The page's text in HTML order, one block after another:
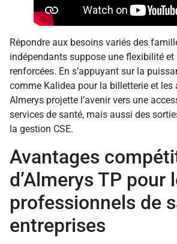
Répondre aux besoins variés des
indépendants suppose une flexibilité et
renforcées. En s’appuyant sur la
comme Kalidea pour la billetterie et les
Almerys projette l’avenir vers une
services de santé, mais aussi des
la gestion CSE.
Avantages
d’Almerys TP pour
professionnels de
entreprises